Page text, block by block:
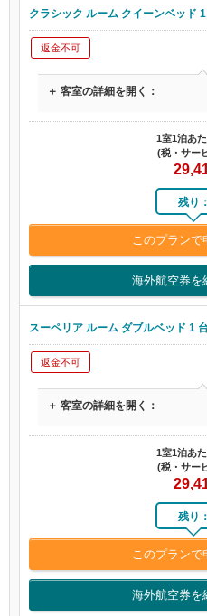
クラシック ルーム クイーンベッド
返金不可
＋ 客室の詳細を開く：
1室1泊あ
(税・サー
残り
このプランで
海外航空券を
スーペリア ルーム ダブルベッド 1
返金不可
＋ 客室の詳細を開く：
1室1泊あ
(税・サー
残り
このプランで
海外航空券を